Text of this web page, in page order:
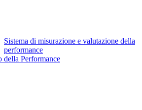
Sistema di misurazione e valutazione della
performance
della Performance